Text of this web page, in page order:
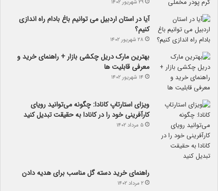
۲۹ شهریور ۱۴۰۲
آیا در استان اردبیل می توانیم باغ بادام راه اندازی
کنیم؟
۲۸ شهریور ۱۴۰۲
بهترین مارک دریل چکشی بازار + راهنمای خرید و
معرفی قابلیت ها
۱۴ شهریور ۱۴۰۲
ویزای استارتاپ کانادا: چگونه می‌توانید رویای
کارآفرینی خود را در کانادا به حقیقت تبدیل کنید
۵ مرداد ۱۴۰۲
راهنمای خرید دسته گل مناسب برای هدیه دادن
۲ مرداد ۱۴۰۲